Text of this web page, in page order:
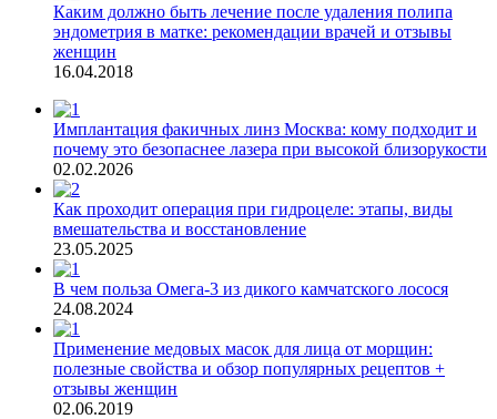
Каким должно быть лечение после удаления полипа
эндометрия в матке: рекомендации врачей и отзывы
женщин
16.04.2018
Имплантация факичных линз Москва: кому подходит и
почему это безопаснее лазера при высокой близорукости
02.02.2026
Как проходит операция при гидроцеле: этапы, виды
вмешательства и восстановление
23.05.2025
В чем польза Омега-3 из дикого камчатского лосося
24.08.2024
Применение медовых масок для лица от морщин:
полезные свойства и обзор популярных рецептов +
отзывы женщин
02.06.2019